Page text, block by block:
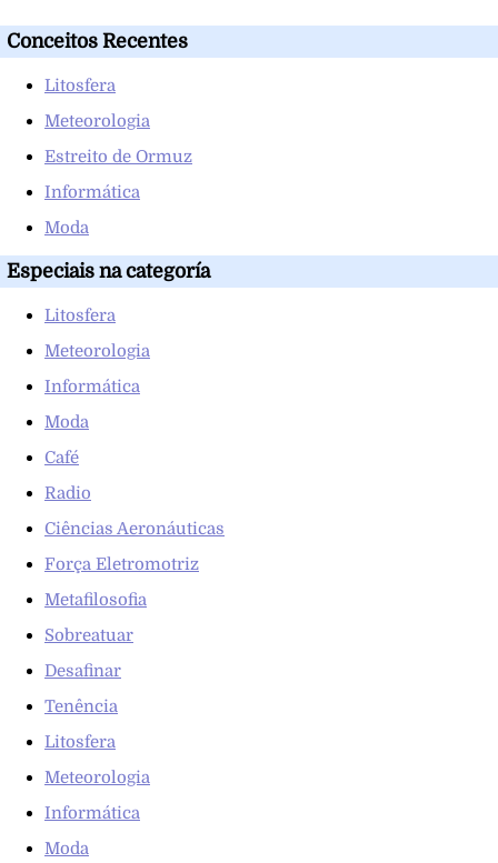
Conceitos Recentes
Litosfera
Meteorologia
Estreito de Ormuz
Informática
Moda
Especiais na categoría
Litosfera
Meteorologia
Informática
Moda
Café
Radio
Ciências Aeronáuticas
Força Eletromotriz
Metafilosofia
Sobreatuar
Desafinar
Tenência
Litosfera
Meteorologia
Informática
Moda